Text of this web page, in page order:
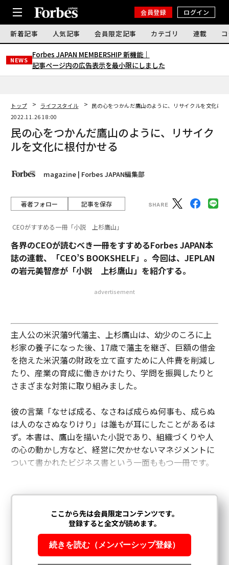
会員登録 ログイン
新着記事 人気記事 会員限定記事 カテゴリ 連載
NEWS
Forbes JAPAN MEMBERSHIP 新機能｜
記事ページ内の広告表示を最小限にしました
トップ ライフスタイル
民の心をつかんだ鷹山のように、リサイクルを文化に
2022.11.26 18:00
民の心をつかんだ鷹山のように、リサイク
ルを文化に根付かせる
magazine | Forbes JAPAN編集部
著者フォロー 記事を保存
CEOがすすめる一冊「小説 上杉鷹山」
各界のCEOが読むべき一冊をすすめるForbes JAPAN本
誌の連載、「CEO’S BOOKSHELF」。今回は、JEPLAN
の岩元美智彦が「小説 上杉鷹山」を紹介する。
advertisement
主人公の米沢藩9代藩主、上杉鷹山は、幼少のころに上
杉家の養子になった後、17歳で藩主を継ぎ、巨額の借金
を抱えた米沢藩の財政を立て直すために人件費を削減し
たり、産業の育成に働きかけたり、学問を振興したりと
さまざまな対策に取り組みました。
彼の言葉「なせば成る、なさねば成らぬ何事も、成らぬ
は人のなさぬなりけり」は誰もが耳にしたことがあるは
ず。本書は、鷹山を描いた小説であり、組織づくりや人
の心の動かし方など、経営に欠かせないマネジメントに
ついて書かれたビジネス書という一面ももつ一冊です。